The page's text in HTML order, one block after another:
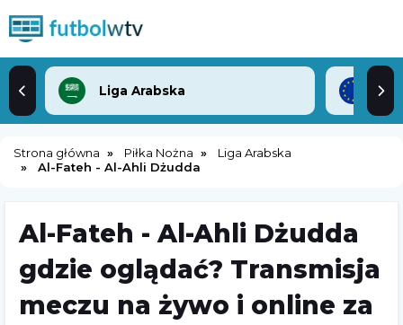
Liga Arabska
Strona główna Piłka Nożna
Liga Arabska
Al-Fateh - Al-Ahli Dżudda
Al-Fateh - Al-Ahli Dżudda
gdzie oglądać? Transmisja
meczu na żywo i online za